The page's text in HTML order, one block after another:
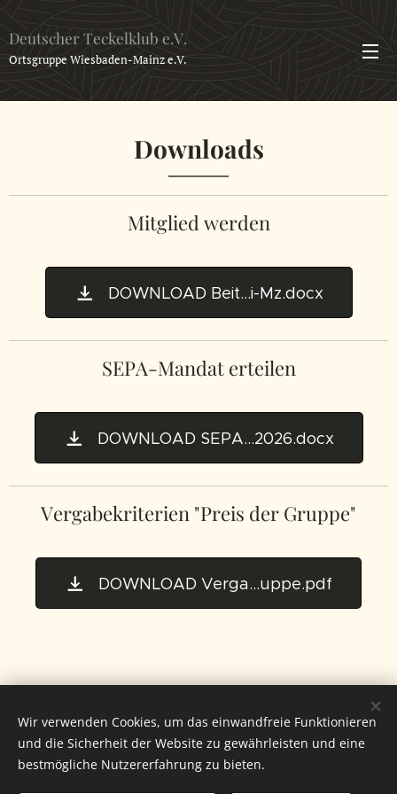
Deutscher Teckelklub e.V.
Ortsgruppe Wiesbaden-Mainz e.V.
Downloads
Mitglied werden
DOWNLOAD Beit...i-Mz.docx
SEPA-Mandat erteilen
DOWNLOAD SEPA...2026.docx
Vergabekriterien "Preis der Gruppe"
DOWNLOAD Verga...uppe.pdf
Wir verwenden Cookies, um das einwandfreie Funktionieren
und die Sicherheit der Website zu gewährleisten und eine
bestmögliche Nutzererfahrung zu bieten.